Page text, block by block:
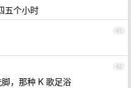
五个小时
41
42
，那种 K 歌足浴